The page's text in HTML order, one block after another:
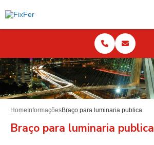
Home InformaçõesBraço para luminaria publica
Braço para luminaria publica